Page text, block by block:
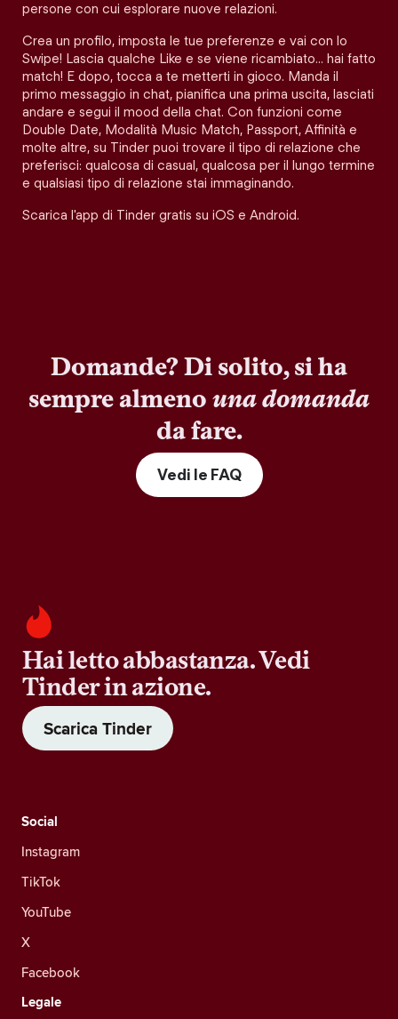
persone con cui esplorare nuove relazioni.
Crea un profilo, imposta le tue preferenze e vai con lo
Swipe! Lascia qualche Like e se viene ricambiato… hai fatto
match! E dopo, tocca a te metterti in gioco. Manda il
primo messaggio in chat, pianifica una prima uscita, lasciati
andare e segui il mood della chat. Con funzioni come
Double Date, Modalità Music Match, Passport, Affinità e
molte altre, su Tinder puoi trovare il tipo di relazione che
preferisci: qualcosa di casual, qualcosa per il lungo termine
e qualsiasi tipo di relazione stai immaginando.
Scarica l'app di Tinder gratis su iOS e Android.
Domande? Di solito, si ha
sempre almeno una domanda
da fare.
Vedi le FAQ
Hai letto abbastanza. Vedi
Tinder in azione.
Scarica Tinder
Social
Instagram
TikTok
YouTube
X
Facebook
Legale